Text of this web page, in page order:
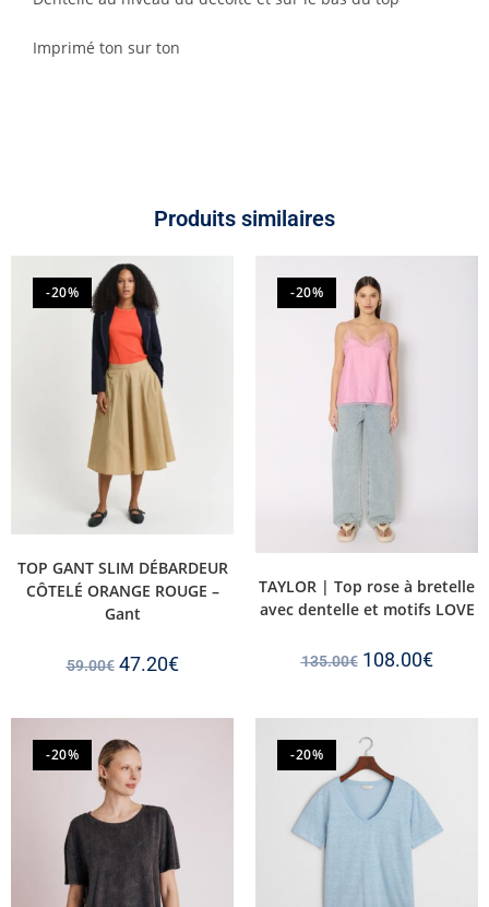
Imprimé ton sur ton
Produits similaires
-20%
TOP GANT SLIM DÉBARDEUR
CÔTELÉ ORANGE ROUGE –
Gant
59.00€ 47.20€
-20%
TAYLOR | Top rose à bretelle
avec dentelle et motifs LOVE
135.00€ 108.00€
-20% -20%